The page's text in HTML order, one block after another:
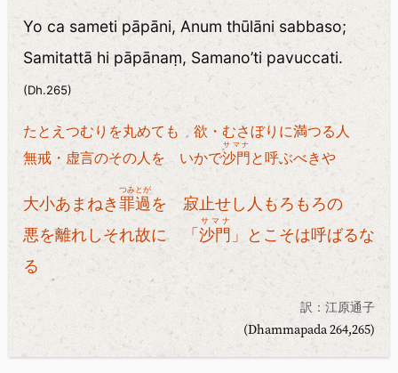
Yo ca sameti pāpāni, Anum thūlāni sabbaso;
Samitattā hi pāpānaṃ, Samano’ti pavuccati.
(Dh.265)
たとえつむりを丸めても 欲・むさぼりに満つる人
無戒・虚言のその人を いかで沙門
サマナ
と呼ぶべきや
大小あまねき罪過
つみとが
を 寂止せし人もろもろの
悪を離れしそれ故に 「沙門
サマナ
」とこそは呼ばるな
る
訳：江原通子
(Dhammapada 264,265)